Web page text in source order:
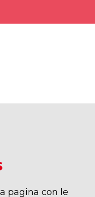
pagina con le